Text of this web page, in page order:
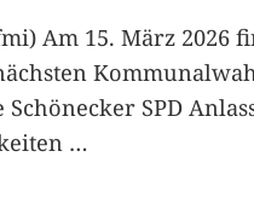
Am 15. März 2026
SPD
…